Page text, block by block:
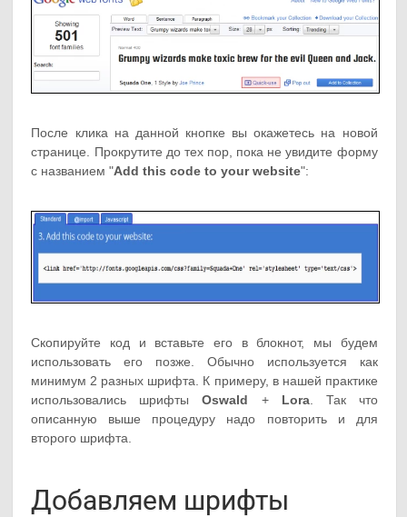
После клика на данной кнопке вы окажетесь на новой
странице. Прокрутите до тех пор, пока не увидите форму
с названием "Add this code to your website":
Скопируйте код и вставьте его в блокнот, мы будем
использовать его позже. Обычно используется как
минимум 2 разных шрифта. К примеру, в нашей практике
использовались шрифтыOswald + Lora. Так что
описанную выше процедуру надо повторить и для
второго шрифта.
Добавляем шрифты